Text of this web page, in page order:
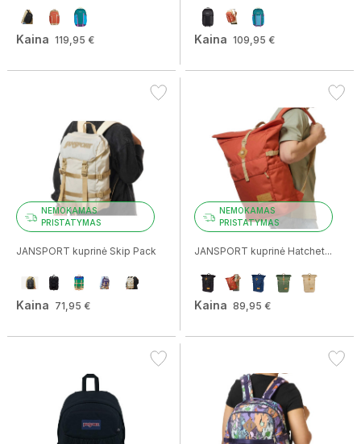
Kaina 119,95 € Kaina 109,95 €
NEMOKAMAS
PRISTATYMAS
JANSPORT kuprinė Skip Pack
Kaina 71,95 €
NEMOKAMAS
PRISTATYMAS
JANSPORT kuprinė Hatchet...
Kaina 89,95 €